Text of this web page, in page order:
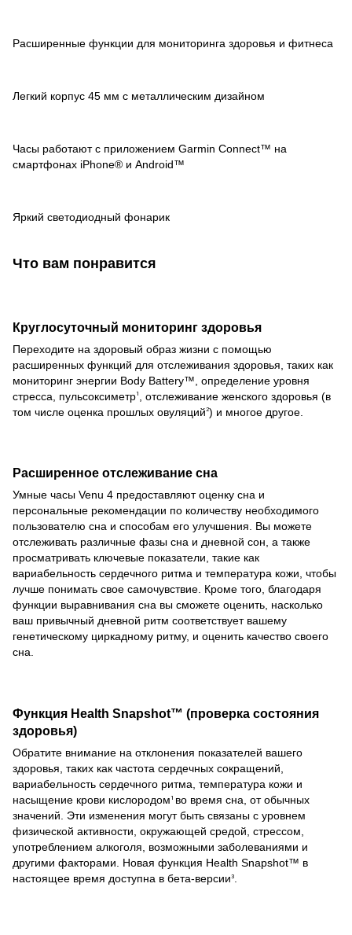
Расширенные функции для мониторинга здоровья и фитнеса
Легкий корпус 45 мм с металлическим дизайном
Часы работают с приложением Garmin Connect™ на
смартфонах iPhone® и Android™
Яркий светодиодный фонарик
Что вам понравится
Круглосуточный мониторинг здоровья
Переходите на здоровый образ жизни с помощью
расширенных функций для отслеживания здоровья, таких как
мониторинг энергии Body Battery™, определение уровня
стресса, пульсоксиметр1
, отслеживание женского здоровья (в
том числе оценка прошлых овуляций2) и многое другое.
Расширенное отслеживание сна
Умные часы Venu 4 предоставляют оценку сна и
персональные рекомендации по количеству необходимого
пользователю сна и способам его улучшения. Вы можете
отслеживать различные фазы сна и дневной сон, а также
просматривать ключевые показатели, такие как
вариабельность сердечного ритма и температура кожи, чтобы
лучше понимать свое самочувствие. Кроме того, благодаря
функции выравнивания сна вы сможете оценить, насколько
ваш привычный дневной ритм соответствует вашему
генетическому циркадному ритму, и оценить качество своего
сна.
Функция Health Snapshot™ (проверка состояния
здоровья)
Обратите внимание на отклонения показателей вашего
здоровья, таких как частота сердечных сокращений,
вариабельность сердечного ритма, температура кожи и
насыщение крови кислородом 1 во время сна, от обычных
значений. Эти изменения могут быть связаны с уровнем
физической активности, окружающей средой, стрессом,
употреблением алкоголя, возможными заболеваниями и
другими факторами. Новая функция Health Snapshot™ в
настоящее время доступна в бета-версии3.